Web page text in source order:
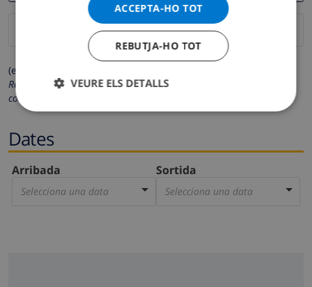
(els camps marcats amb * són obligatoris)
Respectem la teva privacitat. Les teves dades personals no es
compartiran amb tercers.
Dates
Arribada
Selecciona una data
Sortida
Selecciona una data
ACCEPTA-HO TOT
REBUTJA-HO TOT
VEURE ELS DETALLS